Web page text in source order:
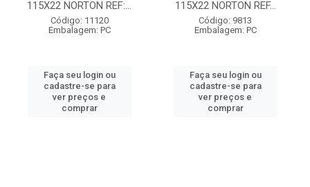
115X22 NORTON REF:...
Código: 11120
Embalagem: PC
Faça seu login ou
cadastre-se para
ver preços e
comprar
115X22 NORTON REF...
Código: 9813
Embalagem: PC
Faça seu login ou
cadastre-se para
ver preços e
comprar